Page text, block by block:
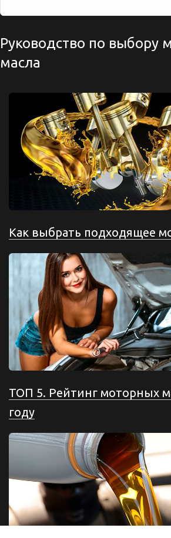
Руководство по выбору
масла
Как выбрать подходящее
ТОП 5. Рейтинг моторных
году